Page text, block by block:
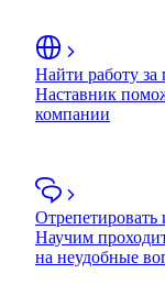
Найти работу за
Наставник
компании
Отрепетировать
Научим
на неудобные